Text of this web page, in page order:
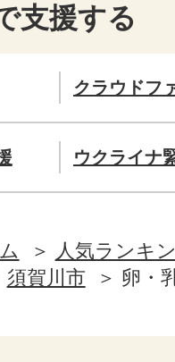
支援する
クラウドフ
ウクライナ
人気ランキ
須賀川市 卵・